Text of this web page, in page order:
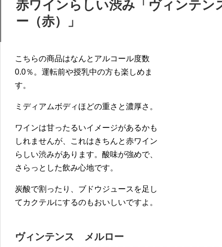
赤ワインらしい渋み「ヴィンテン
ー（赤）」
こちらの商品はなんとアルコール度数
0.0％。運転前や授乳中の方も楽しめま
す。
ミディアムボディほどの重さと濃厚さ。
ワインは甘ったるいイメージがあるかも
しれませんが、これはきちんと赤ワイン
らしい渋みがあります。酸味が強めで、
さらっとした飲み心地です。
炭酸で割ったり、ブドウジュースを足し
てカクテルにするのもおいしいですよ。
ヴィンテンス メルロー